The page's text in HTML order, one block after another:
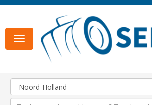
Toggle
navigation